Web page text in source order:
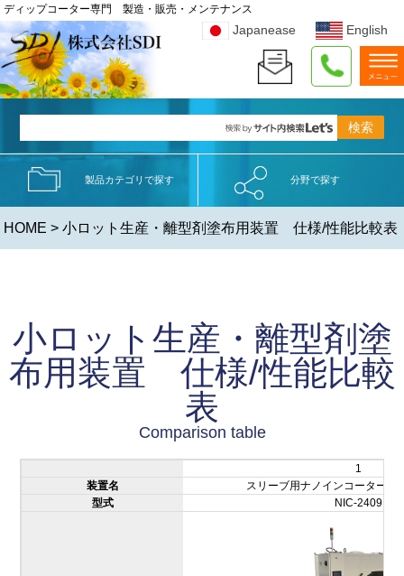
ディップコーター専門 製造・販売・メンテナンス
Japanease English
製品カテゴリで探す 分野で探す
HOME > 小ロット生産・離型剤塗布用装置 仕様/性能比較表
小ロット生産・離型剤塗
布用装置 仕様/性能比較
表
Comparison table
1
装置名
スリーブ用ナノインコーター(
型式
NIC-2409